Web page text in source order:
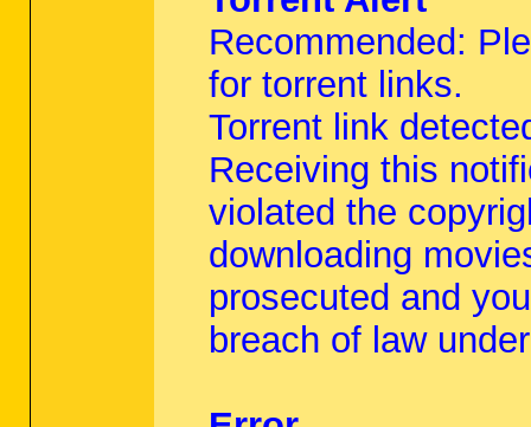
Recommended:
for torrent links.
Torrent link
Receiving this
violated the
downloading
prosecuted and
breach of law